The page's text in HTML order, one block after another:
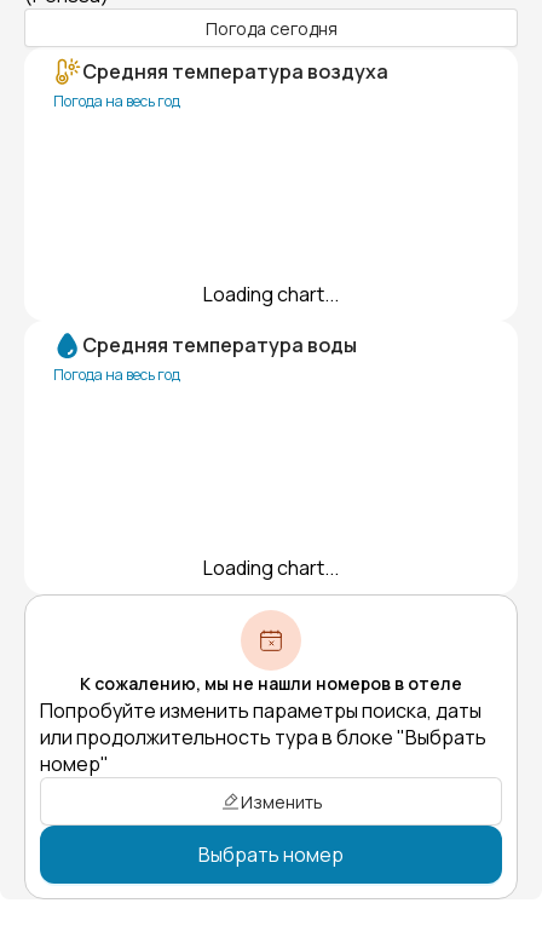
Погода сегодня
Средняя температура воздуха
Погода на весь год
Loading chart...
Средняя температура воды
Погода на весь год
Loading chart...
К сожалению, мы не нашли номеров в отеле
Попробуйте изменить параметры поиска, даты
или продолжительность тура в блоке "Выбрать
номер"
Изменить
Выбрать номер